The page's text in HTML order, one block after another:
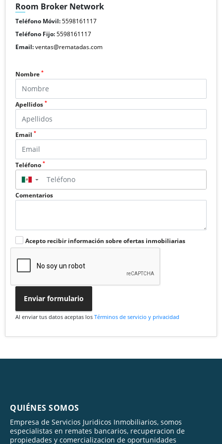
Room Broker Network
Teléfono Móvil:5598161117
Teléfono Fijo:5598161117
Email:ventas@rematadas.com
Nombre *
Apellidos *
Email *
Teléfono *
▼
Comentarios
Acepto recibir información sobre ofertas inmobiliarias
Enviar formulario
Al enviar tus datos aceptas los Términos de servicio y privacidad
QUIÉNES SOMOS
Empresa de Servicios Juridicos Inmobiliarios, somos
especialistas en remates bancarios, recuperacion de
propiedades y comercializacion de oportunidades